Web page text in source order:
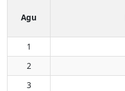
Agu
1
2
3